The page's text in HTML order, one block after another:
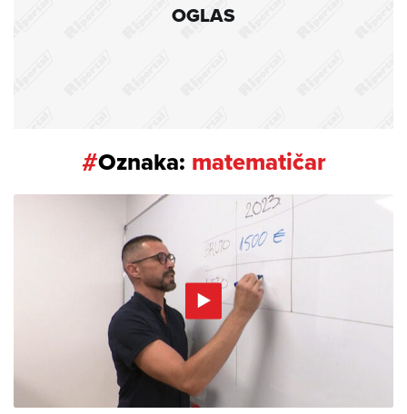
OGLAS
#Oznaka: matematičar